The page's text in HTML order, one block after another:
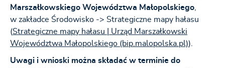
Marszałkowskiego Województwa Małopolskiego
w zakładce Środowisko -> Strategiczne mapy hałasu
(Strategiczne mapy hałasu | Urząd Marszałkowski
Województwa Małopolskiego (bip.malopolska.pl)).
Uwagi i wnioski można składać w terminie do